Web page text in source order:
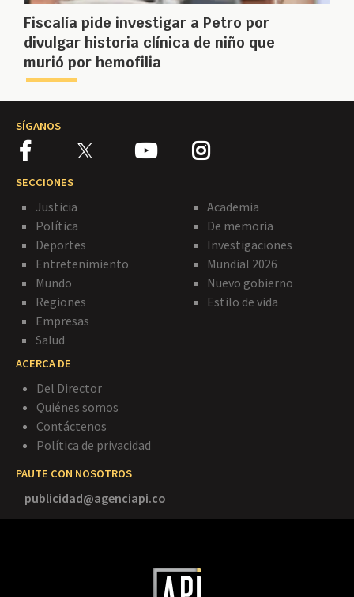
Fiscalía pide investigar a Petro por
divulgar historia clínica de niño que
murió por hemofilia
SÍGANOS
SECCIONES
Justicia
Política
Deportes
Entretenimiento
Mundo
Regiones
Empresas
Salud
Academia
De memoria
Investigaciones
Mundial 2026
Nuevo gobierno
Estilo de vida
ACERCA DE
Del Director
Quiénes somos
Contáctenos
Política de privacidad
PAUTE CON NOSOTROS
publicidad@agenciapi.co